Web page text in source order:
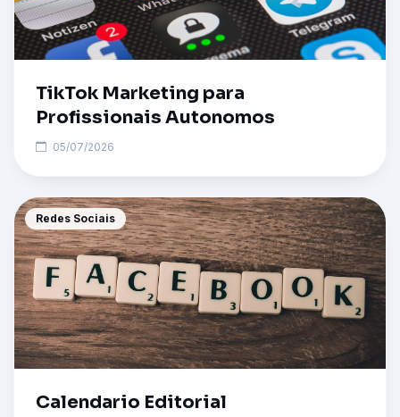
TikTok Marketing para
Profissionais Autonomos
05/07/2026
Redes Sociais
Calendario Editorial